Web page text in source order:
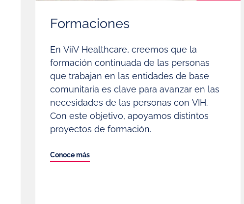
Formaciones
En ViiV Healthcare, creemos que la
formación continuada de las personas
que trabajan en las entidades de base
comunitaria es clave para avanzar en las
necesidades de las personas con VIH.
Con este objetivo, apoyamos distintos
proyectos de formación.
Conoce más